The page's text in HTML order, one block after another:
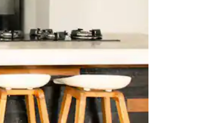
करके एक्सप्लोर करें।